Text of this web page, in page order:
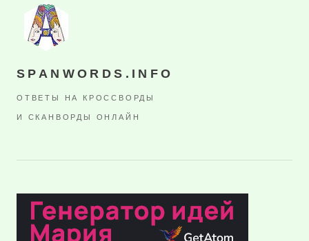
SPANWORDS.INFO
ОТВЕТЫ НА КРОССВОРДЫ
И СКАНВОРДЫ ОНЛАЙН